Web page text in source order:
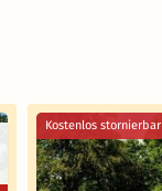
Kostenlos stornierbar